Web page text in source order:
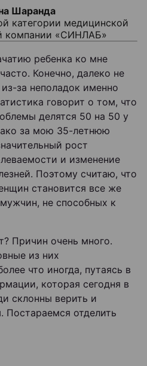
Шаранда
категории медицинской
компании «СИНЛАБ»
ребенка ко мне
Конечно, далеко не
за неполадок именно
говорит о том, что
делятся 50 на 50 у
за мою 35-летнюю
рост
и изменение
Поэтому считаю, что
становится все же
не способных к
Причин очень много.
из них
что иногда, путаясь в
которая сегодня в
склонны верить и
отделить